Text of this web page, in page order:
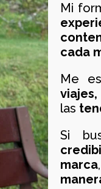
Mi
cada
Me
las
Si
marca